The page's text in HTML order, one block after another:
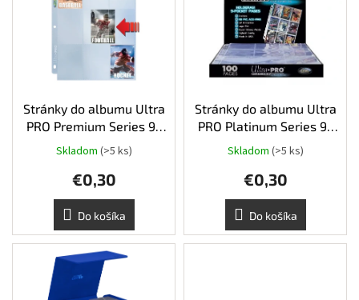
Príslušenstvo
Merch
Pikazardplay
EUR
Prihlásenie
Stránky do albumu Ultra
PRO Premium Series 9-
pocket
Skladom (>5 ks)
€0,30
Do košíka
Stránky do albumu Ultra
PRO Platinum Series 9-
pocket
Skladom (>5 ks)
€0,30
Do košíka